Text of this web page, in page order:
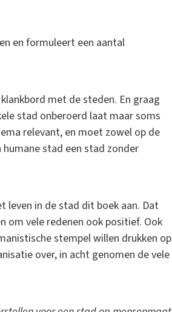
en formuleert een aantal
met de steden. En graag
stad onberoerd laat maar soms
relevant, en moet zowel op de
stad een stad zonder
leven in de stad dit boek aan. Dat
om vele redenen ook positief. Ook
stempel willen drukken op
over, in acht genomen de vele